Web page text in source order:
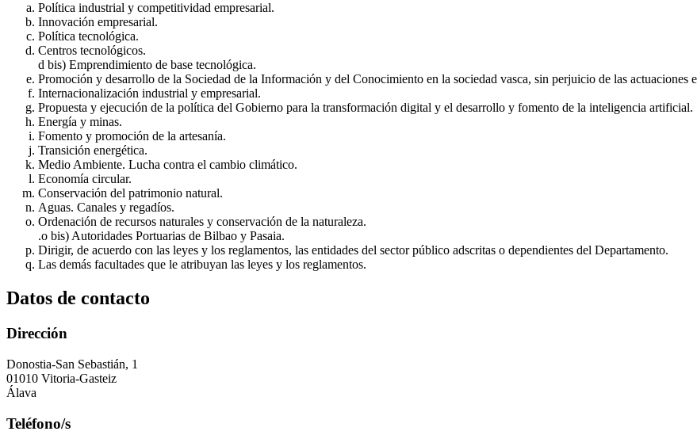
Política industrial y competitividad empresarial.
Innovación empresarial.
Política tecnológica.
Centros tecnológicos.
d bis) Emprendimiento de base tecnológica.
Promoción y desarrollo de la Sociedad de la Información y del Conocimiento en la sociedad vasca, sin perjuicio de las
Internacionalización industrial y empresarial.
Propuesta y ejecución de la política del Gobierno para la transformación digital y el desarrollo y fomento de la inteligencia artificial.
Energía y minas.
Fomento y promoción de la artesanía.
Transición energética.
Medio Ambiente. Lucha contra el cambio climático.
Economía circular.
Conservación del patrimonio natural.
Aguas. Canales y regadíos.
Ordenación de recursos naturales y conservación de la naturaleza.
.o bis) Autoridades Portuarias de Bilbao y Pasaia.
Dirigir, de acuerdo con las leyes y los reglamentos, las entidades del sector público adscritas o dependientes del Departamento.
Las demás facultades que le atribuyan las leyes y los reglamentos.
Datos de contacto
Dirección
Donostia-San Sebastián, 1
01010 Vitoria-Gasteiz
Álava
Teléfono/s